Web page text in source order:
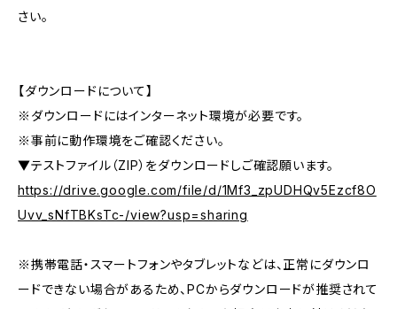
さい。
【ダウンロードについて】
※ダウンロードにはインターネット環境が必要です。
※事前に動作環境をご確認ください。
▼テストファイル（ZIP）をダウンロードしご確認願います。
https://drive.google.com/file/d/1Mf3_zpUDHQv5Ezcf8O
Uvv_sNfTBKsTc-/view?usp=sharing
※携帯電話・スマートフォンやタブレットなどは、正常にダウンロ
ードできない場合があるため、PCからダウンロードが推奨されて